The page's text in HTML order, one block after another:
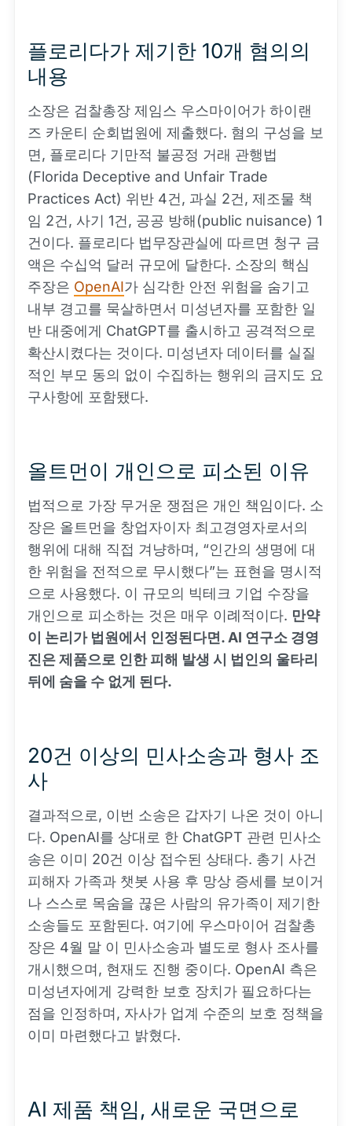
플로리다가 제기한 10개 혐의의
내용
소장은 검찰총장 제임스 우스마이어가 하이랜
즈 카운티 순회법원에 제출했다. 혐의 구성을 보
면, 플로리다 기만적 불공정 거래 관행법
(Florida Deceptive and Unfair Trade
Practices Act) 위반 4건, 과실 2건, 제조물 책
임 2건, 사기 1건, 공공 방해(public nuisance) 1
건이다. 플로리다 법무장관실에 따르면 청구 금
액은 수십억 달러 규모에 달한다. 소장의 핵심
주장은 OpenAI가 심각한 안전 위험을 숨기고
내부 경고를 묵살하면서 미성년자를 포함한 일
반 대중에게 ChatGPT를 출시하고 공격적으로
확산시켰다는 것이다. 미성년자 데이터를 실질
적인 부모 동의 없이 수집하는 행위의 금지도 요
구사항에 포함됐다.
올트먼이 개인으로 피소된 이유
법적으로 가장 무거운 쟁점은 개인 책임이다. 소
장은 올트먼을 창업자이자 최고경영자로서의
행위에 대해 직접 겨냥하며, “인간의 생명에 대
한 위험을 전적으로 무시했다”는 표현을 명시적
으로 사용했다. 이 규모의 빅테크 기업 수장을
개인으로 피소하는 것은 매우 이례적이다. 만약
이 논리가 법원에서 인정된다면. AI 연구소 경영
진은 제품으로 인한 피해 발생 시 법인의 울타리
뒤에 숨을 수 없게 된다.
20건 이상의 민사소송과 형사 조
사
결과적으로, 이번 소송은 갑자기 나온 것이 아니
다. OpenAI를 상대로 한 ChatGPT 관련 민사소
송은 이미 20건 이상 접수된 상태다. 총기 사건
피해자 가족과 챗봇 사용 후 망상 증세를 보이거
나 스스로 목숨을 끊은 사람의 유가족이 제기한
소송들도 포함된다. 여기에 우스마이어 검찰총
장은 4월 말 이 민사소송과 별도로 형사 조사를
개시했으며, 현재도 진행 중이다. OpenAI 측은
미성년자에게 강력한 보호 장치가 필요하다는
점을 인정하며, 자사가 업계 수준의 보호 정책을
이미 마련했다고 밝혔다.
AI 제품 책임, 새로운 국면으로